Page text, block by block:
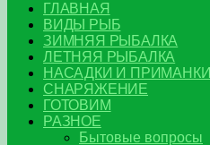
ГЛАВНАЯ
ВИДЫ РЫБ
ЗИМНЯЯ РЫБАЛКА
ЛЕТНЯЯ РЫБАЛКА
НАСАДКИ И ПРИМАНКИ
СНАРЯЖЕНИЕ
ГОТОВИМ
РАЗНОЕ
Бытовые вопросы